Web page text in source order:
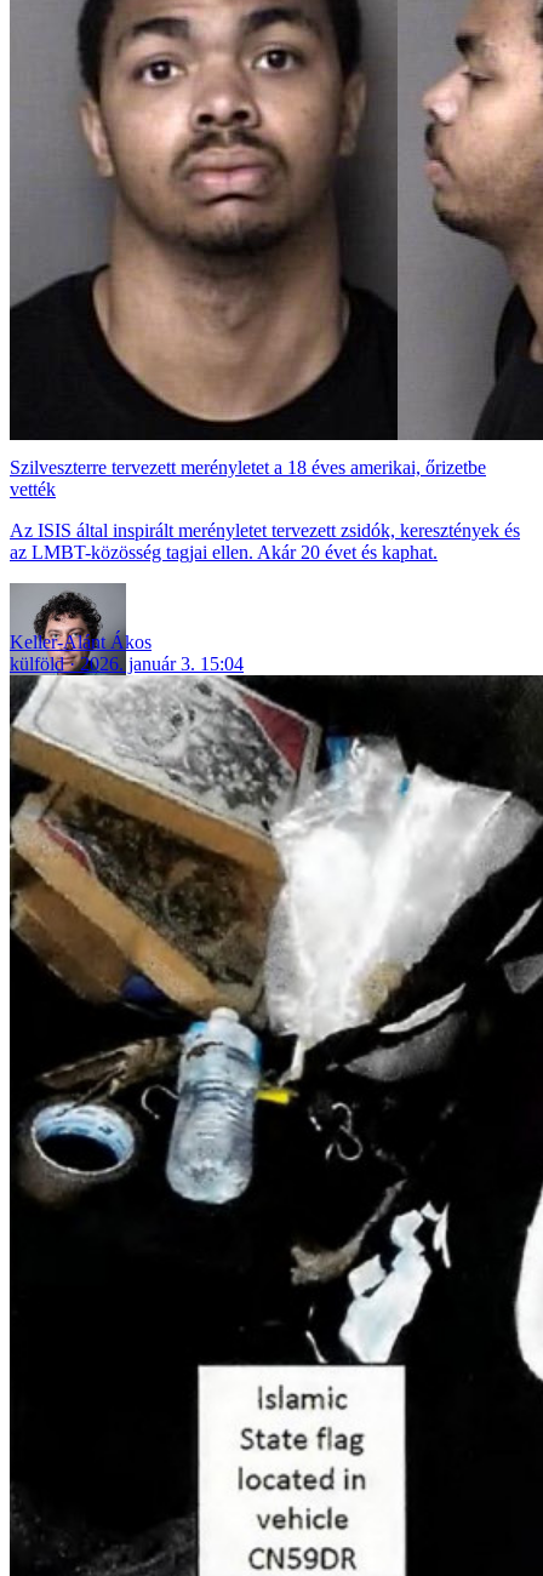
Szilveszterre tervezett merényletet a 18 éves amerikai, őrizetbe
vették
Az ISIS által inspirált merényletet tervezett zsidók, keresztények és
az LMBT-közösség tagjai ellen. Akár 20 évet és kaphat.
Keller-Alánt Ákos
külföld
2026. január 3. 15:04